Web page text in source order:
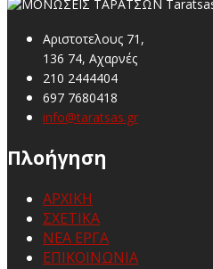
Αριστοτελους 71,
136 74, Αχαρνές
210 2444404
697 7680418
info@taratsas.gr
Πλοήγηση
ΑΡΧΙΚΗ
ΣΧΕΤΙΚΑ
ΝΕΑ ΕΡΓΑ
ΕΠΙΚΟΙΝΩΝΙΑ